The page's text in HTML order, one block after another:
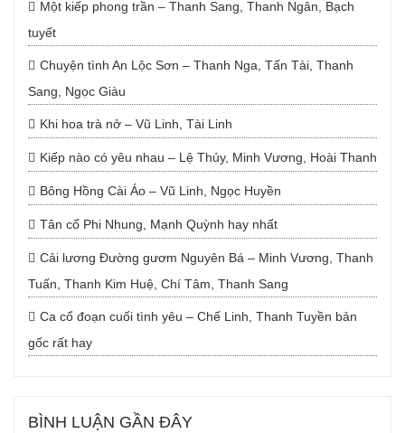
Một kiếp phong trần – Thanh Sang, Thanh Ngân, Bạch
tuyết
Chuyện tình An Lộc Sơn – Thanh Nga, Tấn Tài, Thanh
Sang, Ngọc Giàu
Khi hoa trà nở – Vũ Linh, Tài Linh
Kiếp nào có yêu nhau – Lệ Thủy, Minh Vương, Hoài Thanh
Bông Hồng Cài Áo – Vũ Linh, Ngọc Huyền
Tân cổ Phi Nhung, Mạnh Quỳnh hay nhất
Cải lương Đường gươm Nguyên Bá – Minh Vương, Thanh
Tuấn, Thanh Kim Huệ, Chí Tâm, Thanh Sang
Ca cổ đoạn cuối tình yêu – Chế Linh, Thanh Tuyền bản
gốc rất hay
BÌNH LUẬN GẦN ĐÂY